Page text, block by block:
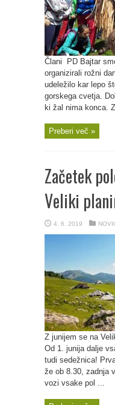
Člani PD Bajtar
organizirali rožni
udeležilo kar lepo
gorskega cvetja.
ki žal nima konca.
Preberi več »
Začetek
Veliki
4. 6. 2019
Z junijem se na
Od 1. junija dalje
tudi sedežnica!
že ob 8.30, zadnja
vozi vsake pol ...